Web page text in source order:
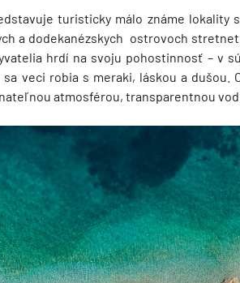
turisticky málo známe lokality
a dodekanézskych ostrovoch
hrdí na svoju pohostinnosť – v
sa veci robia s meraki, láskou a
atmosférou, transparentnou